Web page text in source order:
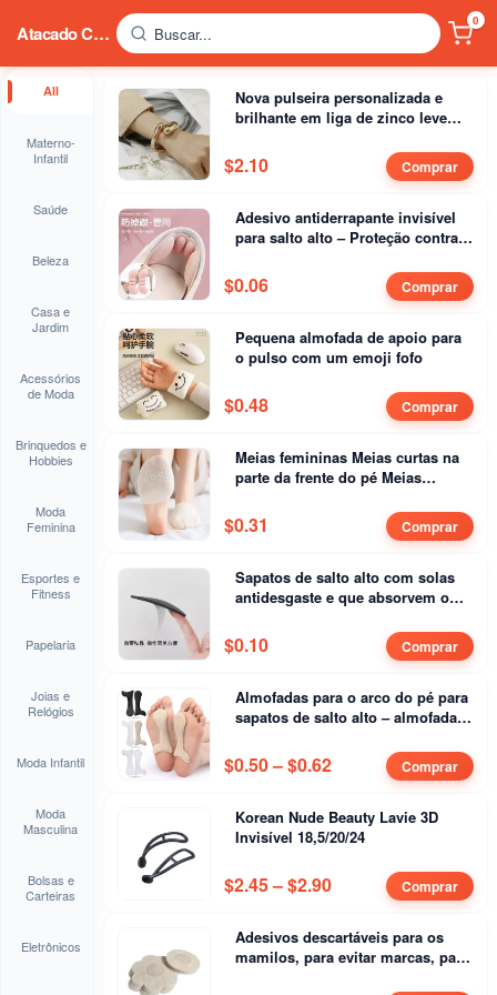
All
Materno-
Infantil
Saúde
Beleza
Casa e
Jardim
Acessórios
de Moda
Brinquedos e
Hobbies
Moda
Feminina
Esportes e
Fitness
Papelaria
Joias e
Relógios
Moda Infantil
Moda
Masculina
Bolsas e
Carteiras
Eletrônicos
Nova pulseira personalizada e
brilhante em liga de zinco leve
galvanoplastia e toque sofisticado
$2.10 Comprar
Adesivo antiderrapante invisível
para salto alto – Proteção contra
$0.06 Comprar
Pequena almofada de apoio para
o pulso com um emoji fofo
$0.48 Comprar
Meias femininas Meias curtas na
parte da frente do pé Meias
$0.31 Comprar
Sapatos de salto alto com solas
antidesgaste e que absorvem o
$0.10 Comprar
Almofadas para o arco do pé para
sapatos de salto alto – almofada
antidesgaste
$0.50–$0.62 Price range: $0.50
Comprar
Korean Nude Beauty Lavie 3D
Invisível 18,5/20/24
$2.45–$2.90 Price range: $2.45
Comprar
Adesivos descartáveis para os
mamilos, para evitar marcas, para
Atacado China Buscar...
0